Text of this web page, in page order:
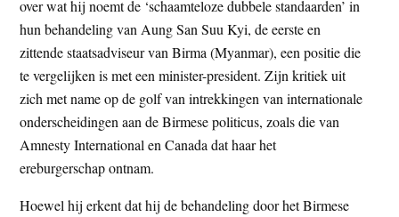
i
t
e
over wat hij noemt de ‘schaamteloze dubbele standaarden’ in
hun behandeling van Aung San Suu Kyi, de eerste en
zittende staatsadviseur van Birma (Myanmar), een positie die
te vergelijken is met een minister-president. Zijn kritiek uit
zich met name op de golf van intrekkingen van internationale
onderscheidingen aan de Birmese politicus, zoals die van
Amnesty International en Canada dat haar het
ereburgerschap ontnam.
Hoewel hij erkent dat hij de behandeling door het Birmese